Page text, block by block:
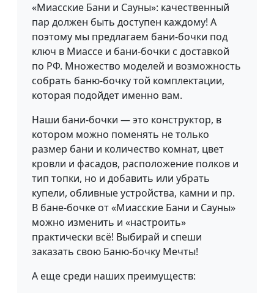
«Миасские Бани и Сауны»: качественный
пар должен быть доступен каждому! А
поэтому мы предлагаем бани-бочки под
ключ в Миассе и бани-бочки с доставкой
по РФ. Множество моделей и возможность
собрать баню-бочку той комплектации,
которая подойдет именно вам.
Наши бани-бочки — это конструктор, в
котором можно поменять не только
размер бани и количество комнат, цвет
кровли и фасадов, расположение полков и
тип топки, но и добавить или убрать
купели, обливные устройства, камни и пр.
В бане-бочке от «Миасские Бани и Сауны»
можно изменить и «настроить»
практически всё! Выбирай и спеши
заказать свою Баню-бочку Мечты!
А еще среди наших преимуществ: